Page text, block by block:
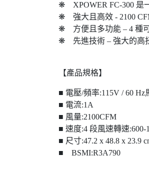
❋ XPOWER FC-300 是
❋ 強大且高效 - 2100
❋ 方便且多功能 – 4 種可
❋ 先進技術 – 強大的高
【產品規格】
■ 電壓/頻率:115V / 60 Hz
■ 電流:1A
■ 風量:2100CFM
■ 速度:4 段風速轉速:600-
■ 尺寸:47.2 x 48.8 x 23.9
■ BSMI:R3A790